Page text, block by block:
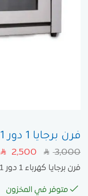
فرن برجايا 1 دور 1 صينية كهرباء
SAR 3,000
SAR 2,500
فرن برجايا كهرباء 1 دور 1 صينية 60X40 صناعة ماليزي
متوفر في المخزون